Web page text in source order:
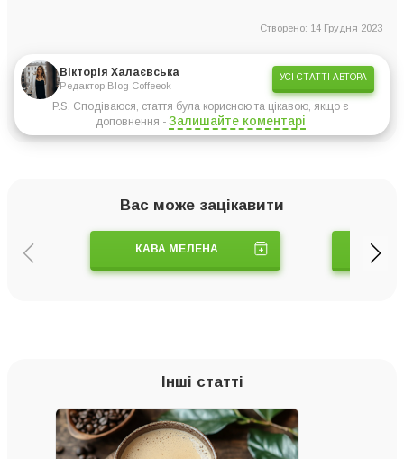
Створено: 14 Грудня 2023
Вікторія Халаєвська
Редактор Blog Coffeeok
УСІ СТАТТІ АВТОРА
P.S. Сподіваюся, стаття була корисною та цікавою, якщо є
доповнення - Залишайте коментарі
Вас може зацікавити
КАВА МЕЛЕНА
Інші статті